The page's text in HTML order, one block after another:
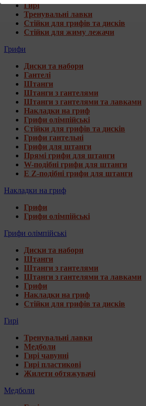
Гирі
Тренувальні лавки
Стійки для грифів та дисків
Стійки для жиму лежачи
Грифи
Диски та набори
Гантелі
Штанги
Штанги з гантелями
Штанги з гантелями та лавками
Накладки на гриф
Грифи олімпійські
Стійки для грифів та дисків
Грифи гантельні
Грифи для штанги
Прямі грифи для штанги
W-подібні грифи для штанги
E Z-подібні грифи для штанги
Накладки на гриф
Грифи
Грифи олімпійські
Грифи олімпійські
Диски та набори
Штанги
Штанги з гантелями
Штанги з гантелями та лавками
Грифи
Накладки на гриф
Стійки для грифів та дисків
Гирі
Тренувальні лавки
Медболи
Гирі чавунні
Гирі пластикові
Жилети обтяжувачі
Медболи